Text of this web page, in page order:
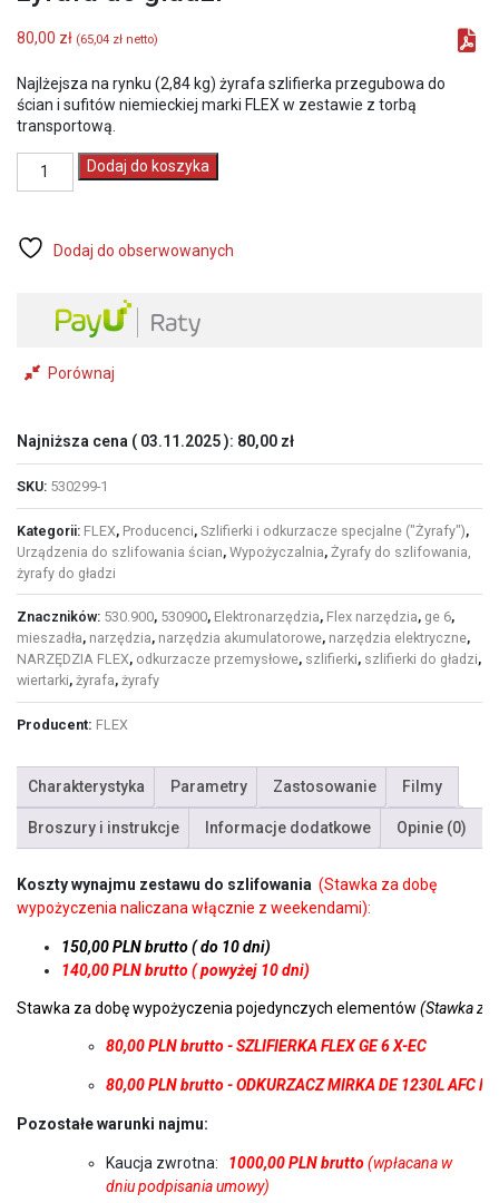
80,00 zł (65,04 zł netto)
Najlżejsza na rynku (2,84 kg) żyrafa szlifierka przegubowa do
ścian i sufitów niemieckiej marki FLEX w zestawie z torbą
transportową.
ilość
WYNAJEM
Warszawa
EC
rynku
do
Dodaj do koszyka
Dodaj do obserwowanych
Porównaj
Najniższa cena ( 03.11.2025): 80,00 zł
SKU: 530299-1
Kategorii: FLEX, Producenci, Szlifierki i odkurzacze specjalne ("Żyrafy"),
Urządzenia do szlifowania ścian, Wypożyczalnia, Żyrafy do szlifowania,
żyrafy do gładzi
Znaczników: 530.900, 530900, Elektronarzędzia, Flex narzędzia, ge 6,
mieszadła, narzędzia, narzędzia akumulatorowe, narzędzia elektryczne,
NARZĘDZIA FLEX, odkurzacze przemysłowe, szlifierki, szlifierki do gładzi,
wiertarki, żyrafa, żyrafy
Producent: FLEX
Charakterystyka Parametry Zastosowanie Filmy
Broszury i instrukcje Informacje dodatkowe Opinie (0)
Koszty wynajmu zestawu do szlifowania (Stawka za dobę
wypożyczenia naliczana włącznie z weekendami):
150,00 PLN brutto ( do 10 dni)
140,00 PLN brutto ( powyżej 10 dni)
Stawka za dobę wypożyczenia pojedynczych elementów (Stawka za
80,00 PLN brutto - SZLIFIERKA FLEX GE 6 X-EC
80,00 PLN brutto - ODKURZACZ MIRKA DE 1230L AFC
Pozostałe warunki najmu:
Kaucja zwrotna: 1000,00 PLN brutto(wpłacana w
dniu podpisania umowy)